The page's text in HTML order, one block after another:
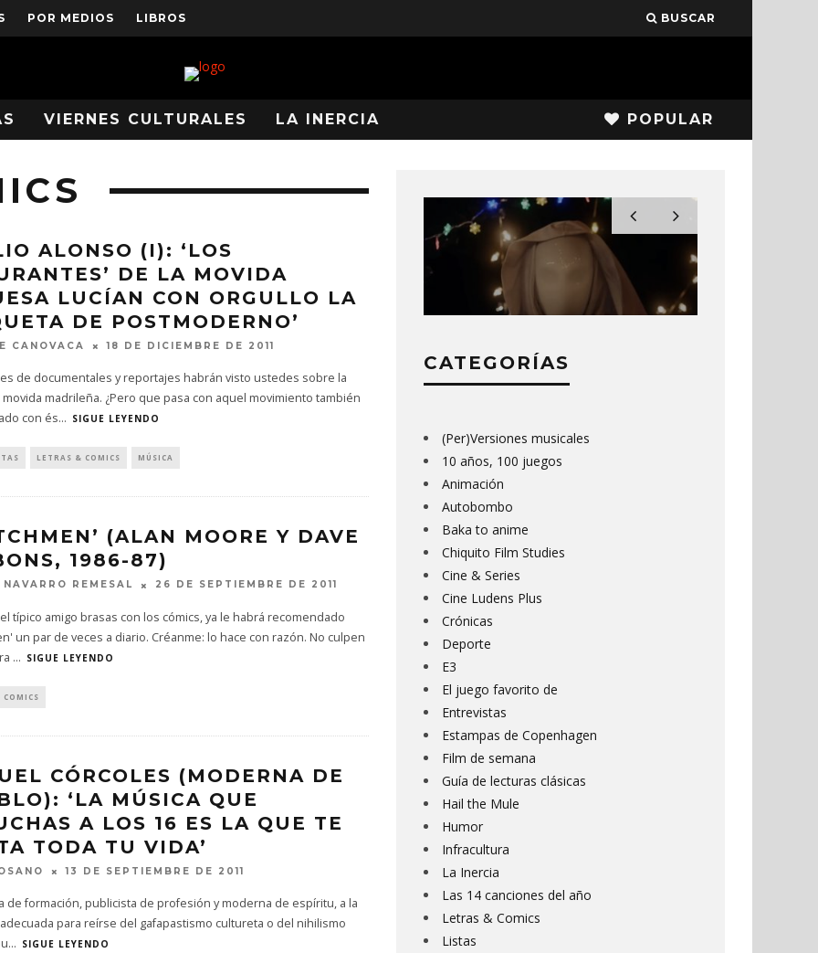
POR MEDIOS LIBROS BUSCAR
VIERNES CULTURALES LA INERCIA POPULAR
ALONSO (I): ‘LOS
DE LA MOVIDA
LUCÍAN CON ORGULLO LA
DE POSTMODERNO’
CANOVACA 18 DE DICIEMBRE DE 2011
de documentales y reportajes habrán visto ustedes sobre la
movida madrileña. ¿Pero que pasa con aquel movimiento también
con és... SIGUE LEYENDO
LETRAS & COMICS MÚSICA
(ALAN MOORE Y DAVE
1986-87)
REMESAL 26 DE SEPTIEMBRE DE 2011
típico amigo brasas con los cómics, ya le habrá recomendado
un par de veces a diario. Créanme: lo hace con razón. No culpen
... SIGUE LEYENDO
COMICS
CÓRCOLES (MODERNA DE
‘LA MÚSICA QUE
A LOS 16 ES LA QUE TE
TODA TU VIDA’
13 DE SEPTIEMBRE DE 2011
de formación, publicista de profesión y moderna de espíritu, a la
para reírse del gafapastismo cultureta o del nihilismo
... SIGUE LEYENDO
ROAR EN 10
‘THE LEGEND OF ZELDA:
JUEGOS QUE NI DAN SUEÑO
NI LO QUITAN
CATEGORÍAS
(Per)Versiones musicales
10 años, 100 juegos
Animación
Autobombo
Baka to anime
Chiquito Film Studies
Cine & Series
Cine Ludens Plus
Crónicas
Deporte
E3
El juego favorito de
Entrevistas
Estampas de Copenhagen
Film de semana
Guía de lecturas clásicas
Hail the Mule
Humor
Infracultura
La Inercia
Las 14 canciones del año
Letras & Comics
Listas